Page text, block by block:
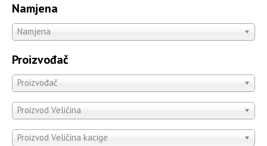
Namjena
Namjena
Proizvođač
Proizvođač
Proizvod Veličina
Proizvod Veličina kacige